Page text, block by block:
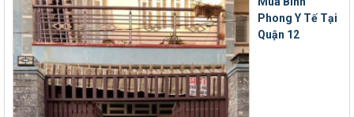
Phong Y Tế Tại
Quận 12